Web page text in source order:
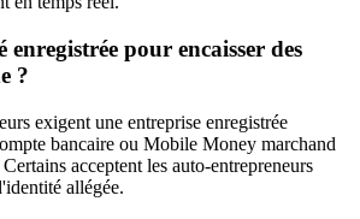
enregistrée pour encaisser des
?
exigent une entreprise enregistrée
bancaire ou Mobile Money marchand
acceptent les auto-entrepreneurs
allégée.